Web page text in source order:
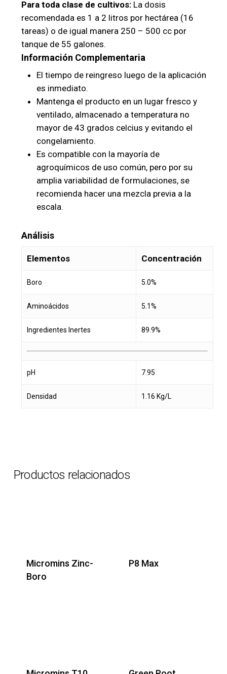
Para toda clase de cultivos:La dosis
recomendada es 1 a 2 litros por hectárea (16
tareas) o de igual manera 250 – 500 cc por
tanque de 55 galones.
Información Complementaria
El tiempo de reingreso luego de la aplicación
es inmediato.
Mantenga el producto en un lugar fresco y
ventilado, almacenado a temperatura no
mayor de 43 grados celcius y evitando el
congelamiento.
Es compatible con la mayoría de
agroquímicos de uso común, pero por su
amplia variabilidad de formulaciones, se
recomienda hacer una mezcla previa a la
escala.
Análisis
Elementos Concentración
Boro 5.0%
Aminoácidos 5.1%
Ingredientes Inertes 89.9%
pH 7.95
Densidad 1.16 Kg/L
Productos relacionados
Micromins Zinc-
Boro
P8 Max